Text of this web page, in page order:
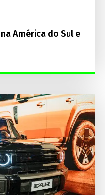
América do Sul e